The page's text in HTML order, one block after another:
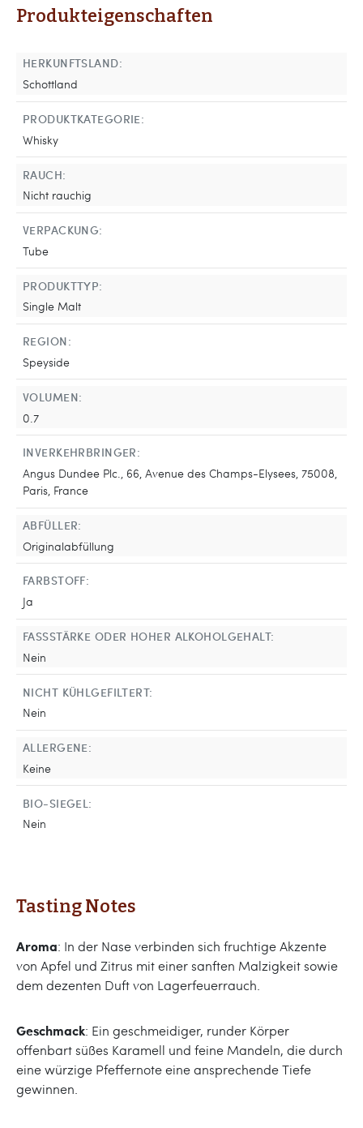
Produkteigenschaften
HERKUNFTSLAND:
Schottland
PRODUKTKATEGORIE:
Whisky
RAUCH:
Nicht rauchig
VERPACKUNG:
Tube
PRODUKTTYP:
Single Malt
REGION:
Speyside
VOLUMEN:
0.7
INVERKEHRBRINGER:
Angus Dundee Plc., 66, Avenue des Champs-Elysees, 75008,
Paris, France
ABFÜLLER:
Originalabfüllung
FARBSTOFF:
Ja
FASSSTÄRKE ODER HOHER ALKOHOLGEHALT:
Nein
NICHT KÜHLGEFILTERT:
Nein
ALLERGENE:
Keine
BIO-SIEGEL:
Nein
Tasting Notes
Aroma: In der Nase verbinden sich fruchtige Akzente
von Apfel und Zitrus mit einer sanften Malzigkeit sowie
dem dezenten Duft von Lagerfeuerrauch.
Geschmack: Ein geschmeidiger, runder Körper
offenbart süßes Karamell und feine Mandeln, die durch
eine würzige Pfeffernote eine ansprechende Tiefe
gewinnen.